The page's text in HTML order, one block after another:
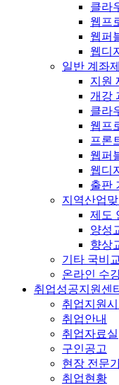
클라
웹프
웹퍼
웹디
일반 계좌
지원
개강
클라
웹프
프론
웹퍼
웹디
출판
지역산업
제도
양성
향상
기타 국비
온라인 수
취업성공지원센
취업지원
취업안내
취업자료실
구인공고
현장 전문
취업현황